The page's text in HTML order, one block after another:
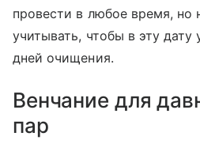
провести в любое время, но
учитывать, чтобы в эту дату
дней очищения.
Венчание для
пар